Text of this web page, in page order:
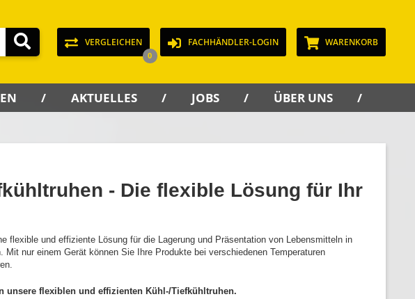
VERGLEICHEN
0
FACHHÄNDLER-LOGIN WARENKORB
AKTUELLES JOBS ÜBER UNS
- Die flexible Lösung für Ihr
flexible und effiziente Lösung für die Lagerung und Präsentation von Lebensmitteln in
nur einem Gerät können Sie Ihre Produkte bei verschiedenen Temperaturen
unsere flexiblen und effizienten Kühl-/Tiefkühltruhen.